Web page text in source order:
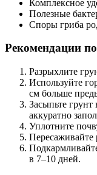
Комплексное
Полезные
Споры гриба
Рекомендации
Разрыхлите
Используйте
см больше
Засыпьте грунт
аккуратно
Уплотните
Пересаживайте
в 7–10 дней.